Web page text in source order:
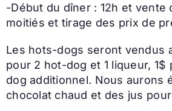
-Début du dîner : 12h et vente
moitiés et tirage des prix de
Les hots-dogs seront vendus
pour 2 hot-dog et 1 liqueur,
dog additionnel. Nous aurons
chocolat chaud et des jus